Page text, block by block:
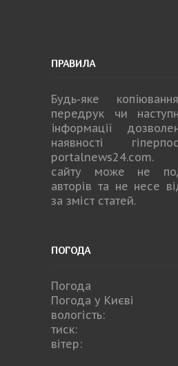
ПРАВИЛА
Будь-яке
передрук чи
iнформацiї
наявності
portalnews24.com.
сайту може не
авторів та не несе
за зміст статей.
ПОГОДА
Погода
Погода у Києві
вологість:
тиск:
вітер: